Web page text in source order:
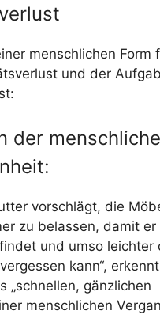
menschlichen Form
und der
der
vorschlägt, die
zu belassen, damit er
und umso leichter
kann“,
„schnellen, gänzlichen
menschlichen